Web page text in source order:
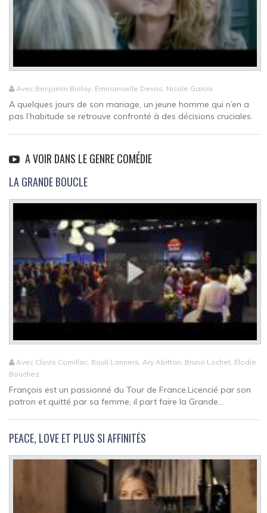
Avec Benjamin Biolay, Emmanuelle Devos, Nicole Garcia
A quelques jours de son mariage, un jeune homme qui n’en a
pas l’habitude se retrouve confronté à des décisions cruciales.
A VOIR DANS LE GENRE COMÉDIE
LA GRANDE BOUCLE
Avec Clovis Cornillac, Bouli Lanners, Ary Abittan, Bruno Lochet, Élodie
Bouchez
François est un passionné du Tour de France.Licencié par son
patron et quitté par sa femme, il part faire la Grande...
PEACE, LOVE ET PLUS SI AFFINITÉS